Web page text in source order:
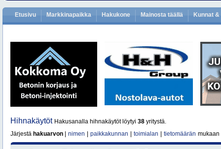
Etusivu Markkinapaikka Hakukone Mainosta täällä Kunnat
Hihnakäytöt Hakusanalla hihnakäytöt löytyi 38 yritystä.
Järjestä hakuarvon nimen paikkakunnan toimialan tietomäärän mukaan